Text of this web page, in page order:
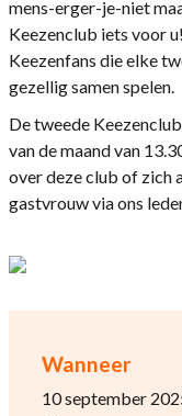
Wanneer
10 september
mens-erger-je-niet
Keezenclub iets voor
Keezenfans die elke
gezellig samen spelen.
De tweede
van de maand van
over deze club of zich
gastvrouw via ons